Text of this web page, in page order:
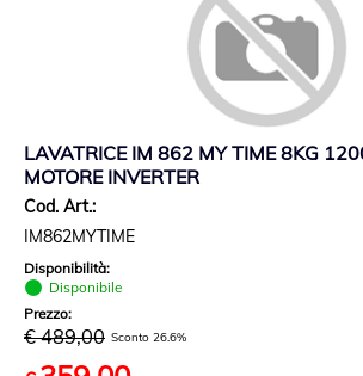
LAVATRICE IM 862 MY TIME 8KG
MOTORE INVERTER
Cod. Art.:
IM862MYTIME
Disponibilità:
Disponibile
Prezzo:
€ 489,00 Sconto 26.6%